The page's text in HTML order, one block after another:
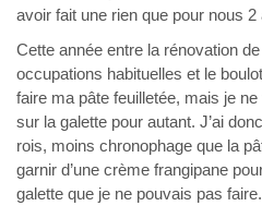
avoir fait une rien que pour nous
Cette année entre la rénovation
occupations habituelles et le
faire ma pâte feuilletée, mais je
sur la galette pour autant. J’ai
rois, moins chronophage que la
garnir d’une crème frangipane
galette que je ne pouvais pas